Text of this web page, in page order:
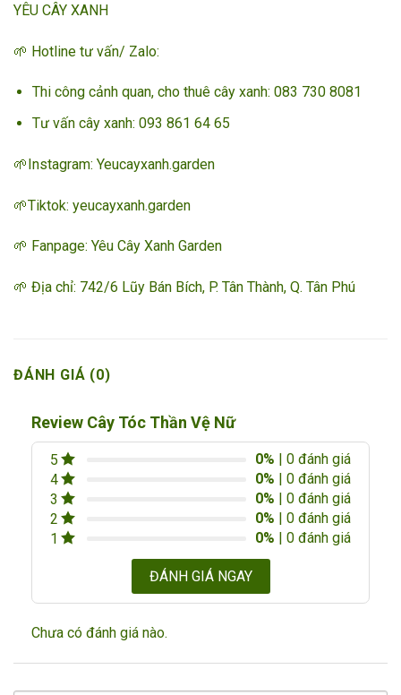
YÊU CÂY XANH
🌱 Hotline tư vấn/ Zalo:
Thi công cảnh quan, cho thuê cây xanh: 083 730 8081
Tư vấn cây xanh: 093 861 64 65 ­­
🌱Instagram: Yeucayxanh.garden
🌱Tiktok: yeucayxanh.garden
🌱 Fanpage: Yêu Cây Xanh Garden
🌱 Địa chỉ: 742/6 Lũy Bán Bích, P. Tân Thành, Q. Tân Phú
ĐÁNH GIÁ (0)
Review Cây Tóc Thần Vệ Nữ
5 0% | 0 đánh giá
4
0% | 0 đánh giá
3
0% | 0 đánh giá
2
0% | 0 đánh giá
1
0% | 0 đánh giá
ĐÁNH GIÁ NGAY
Chưa có đánh giá nào.